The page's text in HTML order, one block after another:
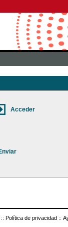
:: Política de privacidad ::